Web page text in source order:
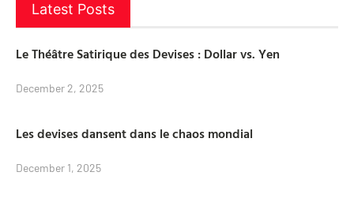
Latest Posts
Le Théâtre Satirique des Devises : Dollar vs. Yen
December 2, 2025
Les devises dansent dans le chaos mondial
December 1, 2025